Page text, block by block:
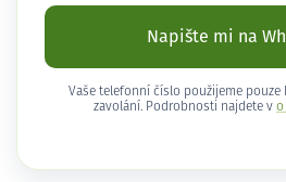
Napište mi na
Vaše telefonní číslo použijeme pouze
zavolání. Podrobnosti najdete v o